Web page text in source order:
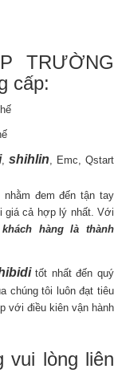
TRƯỜNG
cấp:
, shihlin , Emc, Qstart
đem đến tận tay
giá cả hợp lý nhất. Với
hàng là thành
tốt nhất đến quý
chúng tôi luôn đạt tiêu
với điều kiên vận hành
vui lòng liên